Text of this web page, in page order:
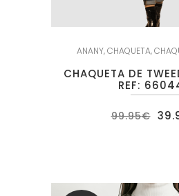
ANANY,CHAQUETA,
CHAQUETA DE
REF:
99.95€ El